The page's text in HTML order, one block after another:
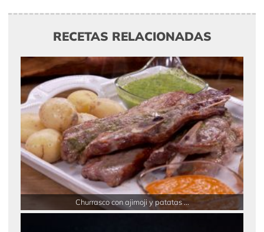
RECETAS RELACIONADAS
Churrasco con ajimoji y patatas ...